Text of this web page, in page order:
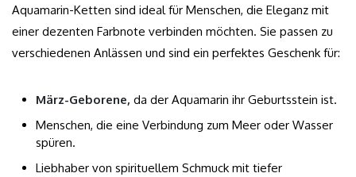
Aquamarin-Ketten sind ideal für Menschen, die Eleganz mit
einer dezenten Farbnote verbinden möchten. Sie passen zu
verschiedenen Anlässen und sind ein perfektes Geschenk für:
März-Geborene, da der Aquamarin ihr Geburtsstein ist.
Menschen, die eine Verbindung zum Meer oder Wasser
spüren.
Liebhaber von spirituellem Schmuck mit tiefer